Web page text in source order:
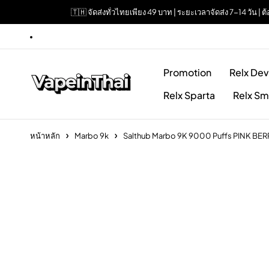
🇹🇭 จัดส่งทั่วไทยเพียง 49 บาท | ระยะเวลาจัดส่ง 7-14 วัน |
Promotion Relx
Relx Sparta
Relx
หน้าหลัก Marbo 9k Salthub Marbo 9K 9000 Puffs PINK